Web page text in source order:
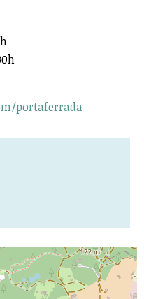
portaferrada